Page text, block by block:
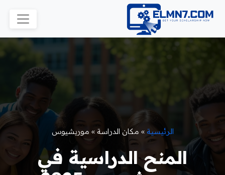
الرئيسية » مكان الدراسة » موريشيوس
المنح الدراسية في